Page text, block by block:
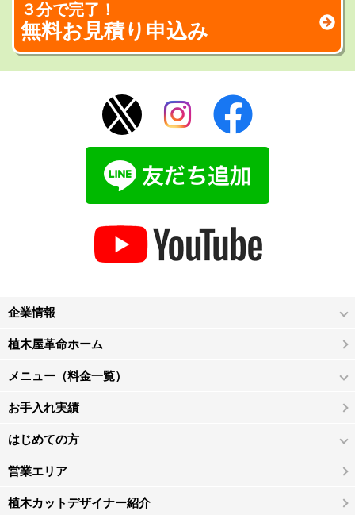
３分で完了！
無料お見積り申込み
企業情報
植木屋革命ホーム
メニュー（料金一覧）
お手入れ実績
はじめての方
営業エリア
植木カットデザイナー紹介